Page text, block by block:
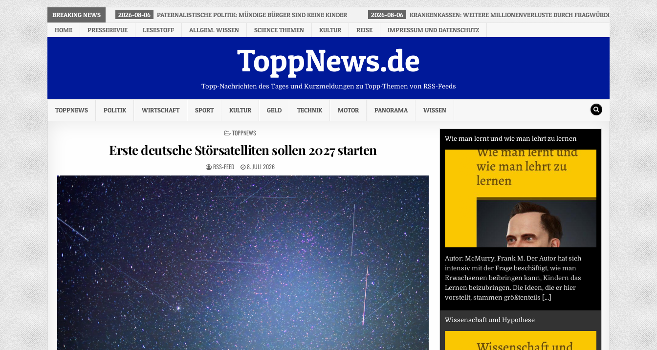
BREAKING NEWS 2026-08-06 PATERNALISTISCHE POLITIK: MÜNDIGE BÜRGER SIND KEINE KINDER 2026-08-06
KRANKENKASSEN: WEITERE MILLIONENVERLUSTE DURCH FRAGWÜRDIGE ANLAGEN
HOME
PRESSEREVUE LESESTOFF ALLGEM. WISSEN SCIENCE THEMEN KULTUR REISE IMPRESSUM UND DATENSCHUTZ
ToppNews.de
Topp-Nachrichten des Tages und Kurzmeldungen zu Topp-Themen von RSS-Feeds
TOPPNEWS POLITIK WIRTSCHAFT SPORT KULTUR GELD TECHNIK MOTOR PANORAMA WISSEN
POSTED
TOPPNEWS
Erste deutsche Störsatelliten sollen 2027 starten
RSS-FEED 8. JULI 2026
Wie man lernt und wie man lehrt zu lernen
Autor: McMurry, Frank M. Der Autor hat sich
intensiv mit der Frage beschäftigt, wie man
Erwachsenen beibringen kann, Kindern das
Lernen beizubringen. Die Ideen, die er hier
vorstellt, stammen größtenteils [...]
Wissenschaft und Hypothese